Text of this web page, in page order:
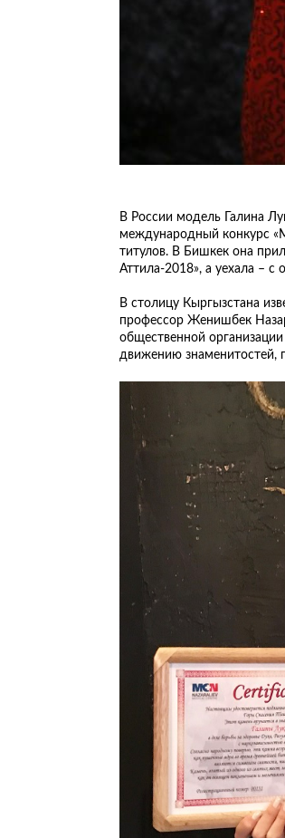
В России модель Галина
международный конкурс
титулов. В Бишкек она
Аттила-2018», а уехала – с
В столицу Кыргызстана
профессор Женишбек
общественной
движению